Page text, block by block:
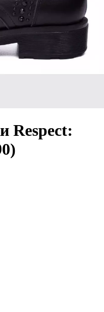
Respect: